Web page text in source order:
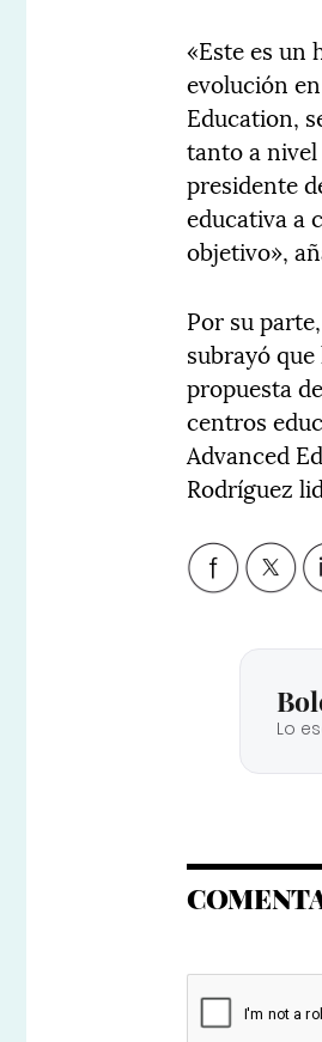
«Este es un
evolución
Education,
tanto a
presidente
educativa a
objetivo»,
Por su parte,
subrayó
propuesta
centros
Advanced
Rodríguez
Lo